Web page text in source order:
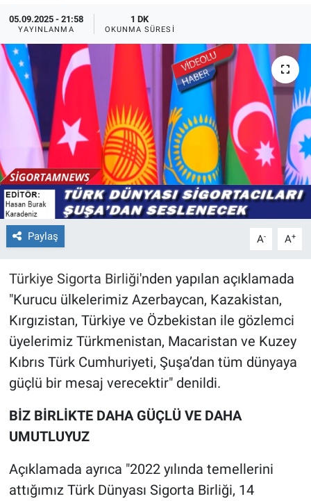
05.09.2025 - 21:58
YAYINLANMA
1 DK
OKUNMA SÜRESI
Paylaş A- A+
Türkiye Sigorta Birliği'nden yapılan açıklamada
"Kurucu ülkelerimiz Azerbaycan, Kazakistan,
Kırgızistan, Türkiye ve Özbekistan ile gözlemci
üyelerimiz Türkmenistan, Macaristan ve Kuzey
Kıbrıs Türk Cumhuriyeti, Şuşa’dan tüm dünyaya
güçlü bir mesaj verecektir" denildi.
BİZ BİRLİKTE DAHA GÜÇLÜ VE DAHA
UMUTLUYUZ
Açıklamada ayrıca "2022 yılında temellerini
attığımız Türk Dünyası Sigorta Birliği, 14